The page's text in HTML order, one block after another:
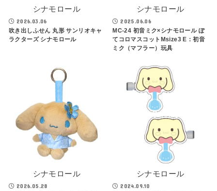
シナモロール
2026.03.06
吹き出しふせん 丸形 サンリオキャ
ラクターズ シナモロール
シナモロール
2025.06.06
MC-24 初音ミク×シナモロール ぽ
てコロマスコットMsize3 E：初音
ミク（マフラー）玩具
シナモロール
2026.05.28
シナモロール
2024.09.10